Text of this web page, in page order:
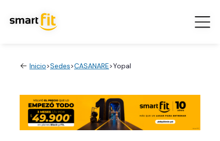
Inicio>Sedes>CASANARE>Yopal